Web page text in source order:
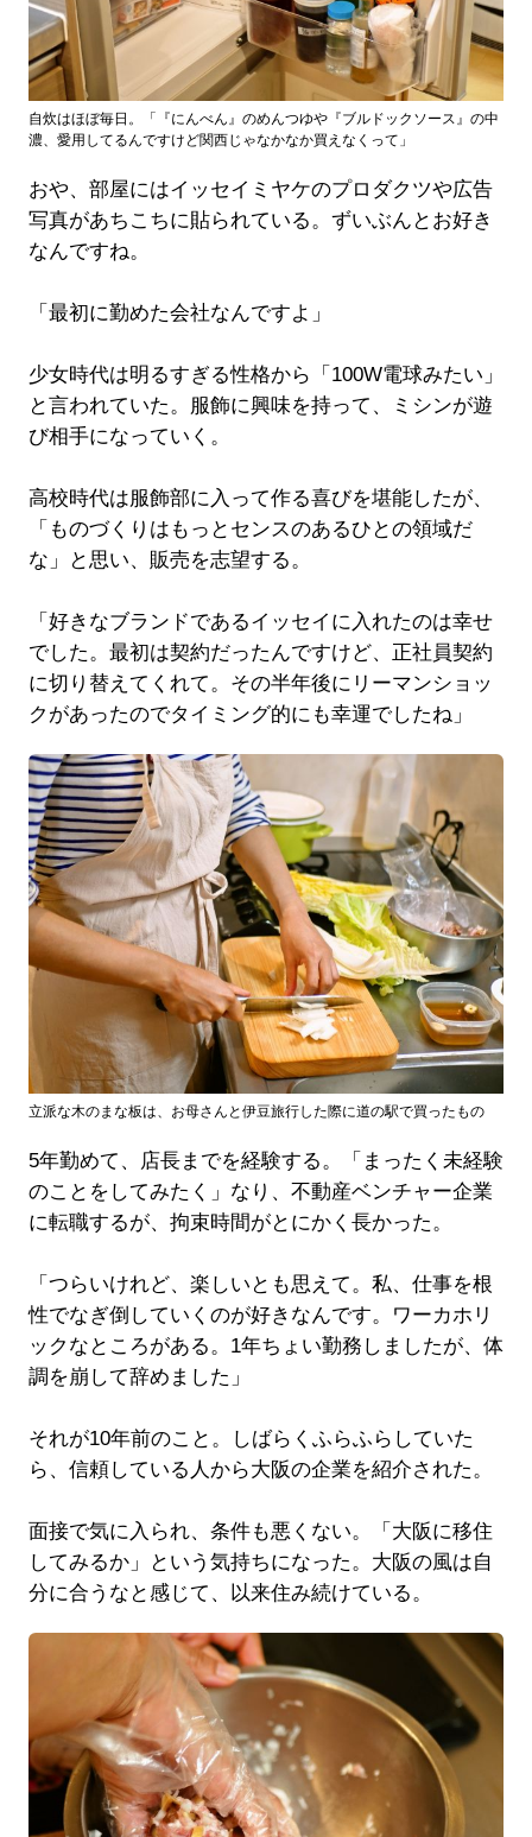
自炊はほぼ毎日。「『にんべん』のめんつゆや『ブルドックソース』の中
濃、愛用してるんですけど関西じゃなかなか買えなくって」
おや、部屋にはイッセイミヤケのプロダクツや広告
写真があちこちに貼られている。ずいぶんとお好き
なんですね。
「最初に勤めた会社なんですよ」
少女時代は明るすぎる性格から「100W電球みたい」
と言われていた。服飾に興味を持って、ミシンが遊
び相手になっていく。
高校時代は服飾部に入って作る喜びを堪能したが、
「ものづくりはもっとセンスのあるひとの領域だ
な」と思い、販売を志望する。
「好きなブランドであるイッセイに入れたのは幸せ
でした。最初は契約だったんですけど、正社員契約
に切り替えてくれて。その半年後にリーマンショッ
クがあったのでタイミング的にも幸運でしたね」
立派な木のまな板は、お母さんと伊豆旅行した際に道の駅で買ったもの
5年勤めて、店長までを経験する。「まったく未経験
のことをしてみたく」なり、不動産ベンチャー企業
に転職するが、拘束時間がとにかく長かった。
「つらいけれど、楽しいとも思えて。私、仕事を根
性でなぎ倒していくのが好きなんです。ワーカホリ
ックなところがある。1年ちょい勤務しましたが、体
調を崩して辞めました」
それが10年前のこと。しばらくふらふらしていた
ら、信頼している人から大阪の企業を紹介された。
面接で気に入られ、条件も悪くない。「大阪に移住
してみるか」という気持ちになった。大阪の風は自
分に合うなと感じて、以来住み続けている。